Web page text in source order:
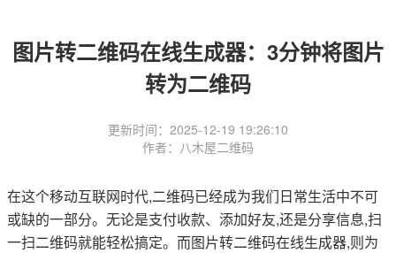
图片转二维码在线生成器：3分钟将图片
转为二维码
更新时间：2025-12-19 19:26:10
作者：八木屋二维码
在这个移动互联网时代,二维码已经成为我们日常生活中不可
或缺的一部分。无论是支付收款、添加好友,还是分享信息,扫
一扫二维码就能轻松搞定。而图片转二维码在线生成器,则为